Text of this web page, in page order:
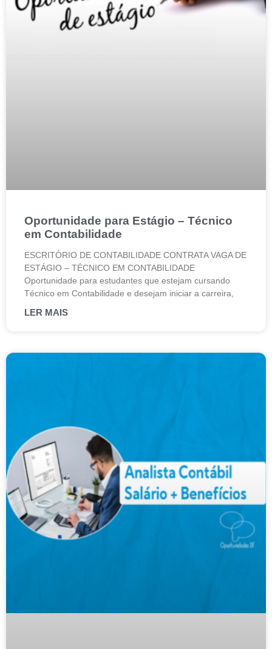
Oportunidade para Estágio – Técnico
em Contabilidade
ESCRITÓRIO DE CONTABILIDADE CONTRATA VAGA DE
ESTÁGIO – TÉCNICO EM CONTABILIDADE
Oportunidade para estudantes que estejam cursando
Técnico em Contabilidade e desejam iniciar a carreira,
LER MAIS